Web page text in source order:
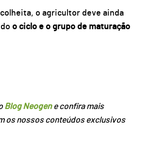
o agricultor deve ainda
o ciclo e o grupo de maturação
Blog Neogen e confira mais
os nossos conteúdos exclusivos